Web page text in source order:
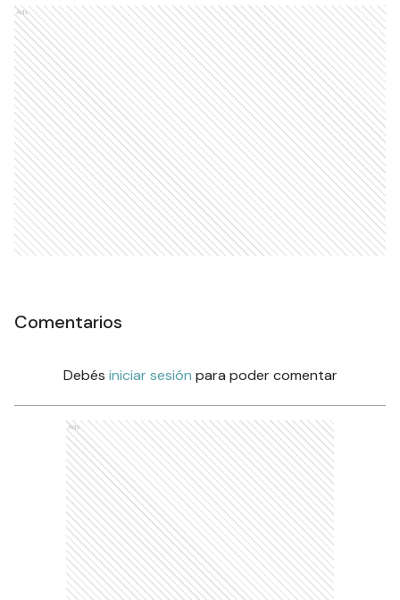
Ads
Comentarios
Debés iniciar sesión para poder comentar
Ads